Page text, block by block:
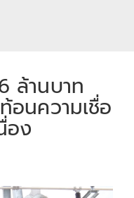
ล้านบาท
อนความเชื่อ
อง